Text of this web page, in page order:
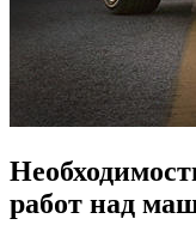
работ над